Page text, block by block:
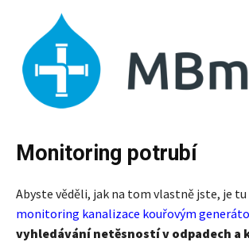
Monitoring potrubí
Abyste věděli, jak na tom vlastně jste, je
monitoring kanalizace kouřovým
vyhledávání netěsností v odpadech a